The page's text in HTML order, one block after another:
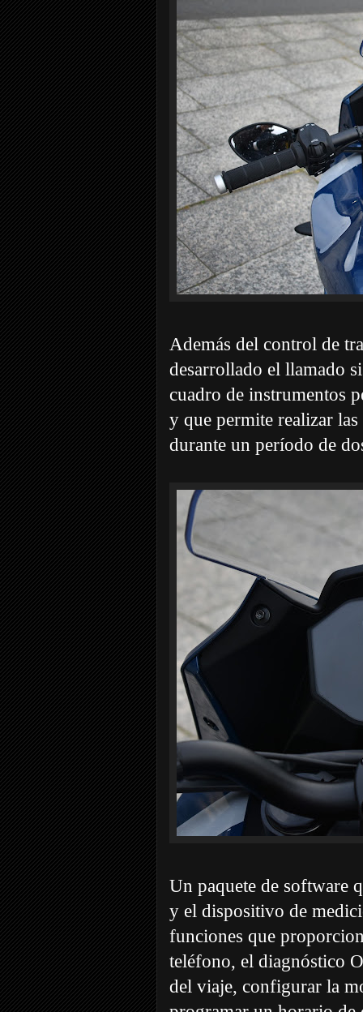
Además del control de
desarrollado el llamado
cuadro de instrumentos
y que permite realizar
durante un período de
Un paquete de software
y el dispositivo de
funciones que
teléfono, el diagnóstico
del viaje, configurar la